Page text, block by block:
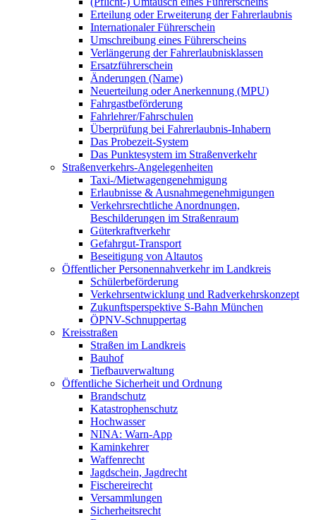
Erteilung oder Erweiterung der Fahrerlaubnis
Internationaler Führerschein
Umschreibung eines Führerscheins
Verlängerung der Fahrerlaubnisklassen
Ersatzführerschein
Änderungen (Name)
Neuerteilung oder Anerkennung (MPU)
Fahrgastbeförderung
Fahrlehrer/Fahrschulen
Überprüfung bei Fahrerlaubnis-Inhabern
Das Probezeit-System
Das Punktesystem im Straßenverkehr
Straßenverkehrs-Angelegenheiten
Taxi-/Mietwagengenehmigung
Erlaubnisse & Ausnahmegenehmigungen
Verkehrsrechtliche Anordnungen,
Beschilderungen im Straßenraum
Güterkraftverkehr
Gefahrgut-Transport
Beseitigung von Altautos
Öffentlicher Personennahverkehr im Landkreis
Schülerbeförderung
Verkehrsentwicklung und Radverkehrskonzept
Zukunftsperspektive S-Bahn München
ÖPNV-Schnuppertag
Kreisstraßen
Straßen im Landkreis
Bauhof
Tiefbauverwaltung
Öffentliche Sicherheit und Ordnung
Brandschutz
Katastrophenschutz
Hochwasser
NINA: Warn-App
Kaminkehrer
Waffenrecht
Jagdschein, Jagdrecht
Fischereirecht
Versammlungen
Sicherheitsrecht